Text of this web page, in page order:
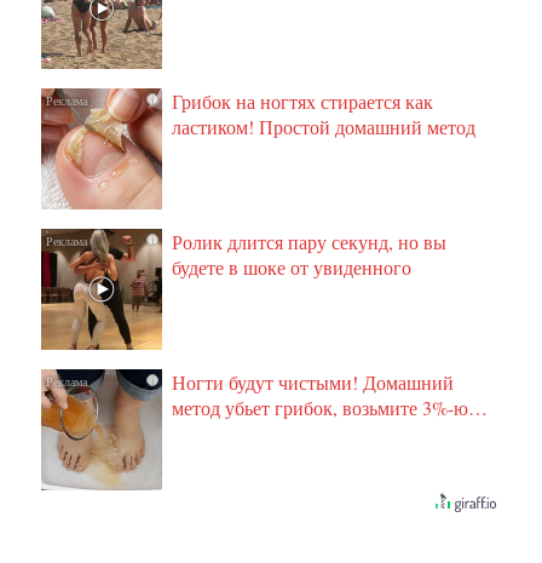
i
Грибок на ногтях стирается как
ластиком! Простой домашний метод
i
Ролик длится пару секунд, но вы
будете в шоке от увиденного
i
Ногти будут чистыми! Домашний
метод убьет грибок, возьмите 3%-ю…